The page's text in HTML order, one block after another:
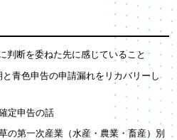
断を委ねた先に感じていること
青色申告の申請漏れをリカバリーし
定申告の話
の第一次産業（水産・農業・畜産）別